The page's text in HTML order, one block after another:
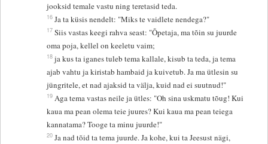
jooksid temale vastu ning teretasid teda.
16 Ja ta küsis nendelt: "Miks te vaidlete nendega?"
17 Siis vastas keegi rahva seast: "Õpetaja, ma tõin su juurde
oma poja, kellel on keeletu vaim;
18 ja kus ta iganes tuleb tema kallale, kisub ta teda, ja tema
ajab vahtu ja kiristab hambaid ja kuivetub. Ja ma ütlesin su
jüngritele, et nad ajaksid ta välja, kuid nad ei suutnud!"
19 Aga tema vastas neile ja ütles: "Oh sina uskmatu tõug! Kui
kaua ma pean olema teie juures? Kui kaua ma pean teiega
kannatama? Tooge ta minu juurde!"
20 Ja nad tõid ta tema juurde. Ja kohe, kui ta Jeesust nägi,